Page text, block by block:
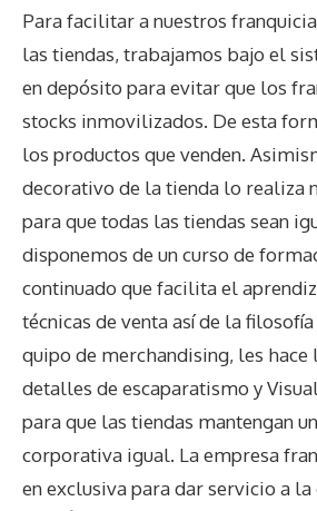
Para facilitar a nuestros
las tiendas, trabajamos bajo el
en depósito para evitar que los
stocks inmovilizados. De esta
los productos que venden.
decorativo de la tienda lo realiza
para que todas las tiendas sean
disponemos de un curso de
continuado que facilita el
técnicas de venta así de la
quipo de merchandising, les
detalles de escaparatismo y
para que las tiendas mantengan
corporativa igual. La empresa
en exclusiva para dar servicio a la